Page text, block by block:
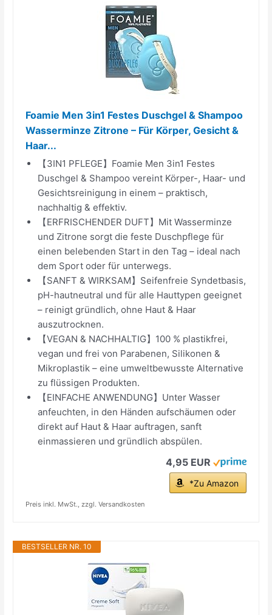
Foamie Men 3in1 Festes Duschgel & Shampoo
Wasserminze Zitrone – Für Körper, Gesicht &
Haar...
【3IN1 PFLEGE】Foamie Men 3in1 Festes
Duschgel & Shampoo vereint Körper-, Haar- und
Gesichtsreinigung in einem – praktisch,
nachhaltig & effektiv.
【ERFRISCHENDER DUFT】Mit Wasserminze
und Zitrone sorgt die feste Duschpflege für
einen belebenden Start in den Tag – ideal nach
dem Sport oder für unterwegs.
【SANFT & WIRKSAM】Seifenfreie Syndetbasis,
pH-hautneutral und für alle Hauttypen geeignet
– reinigt gründlich, ohne Haut & Haar
auszutrocknen.
【VEGAN & NACHHALTIG】100 % plastikfrei,
vegan und frei von Parabenen, Silikonen &
Mikroplastik – eine umweltbewusste Alternative
zu flüssigen Produkten.
【EINFACHE ANWENDUNG】Unter Wasser
anfeuchten, in den Händen aufschäumen oder
direkt auf Haut & Haar auftragen, sanft
einmassieren und gründlich abspülen.
4,95 EUR
*Zu Amazon
Preis inkl. MwSt., zzgl. Versandkosten
BESTSELLER NR. 10